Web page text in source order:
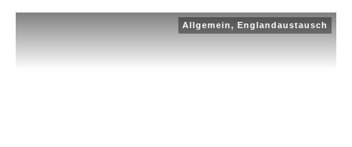
Allgemein, Englandaustausch